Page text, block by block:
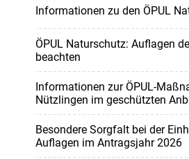
Informationen zu den ÖPUL
ÖPUL Naturschutz: Auflagen
beachten
Informationen zur ÖPUL-
Nützlingen im geschützten
Besondere Sorgfalt bei der
Auflagen im Antragsjahr 2026